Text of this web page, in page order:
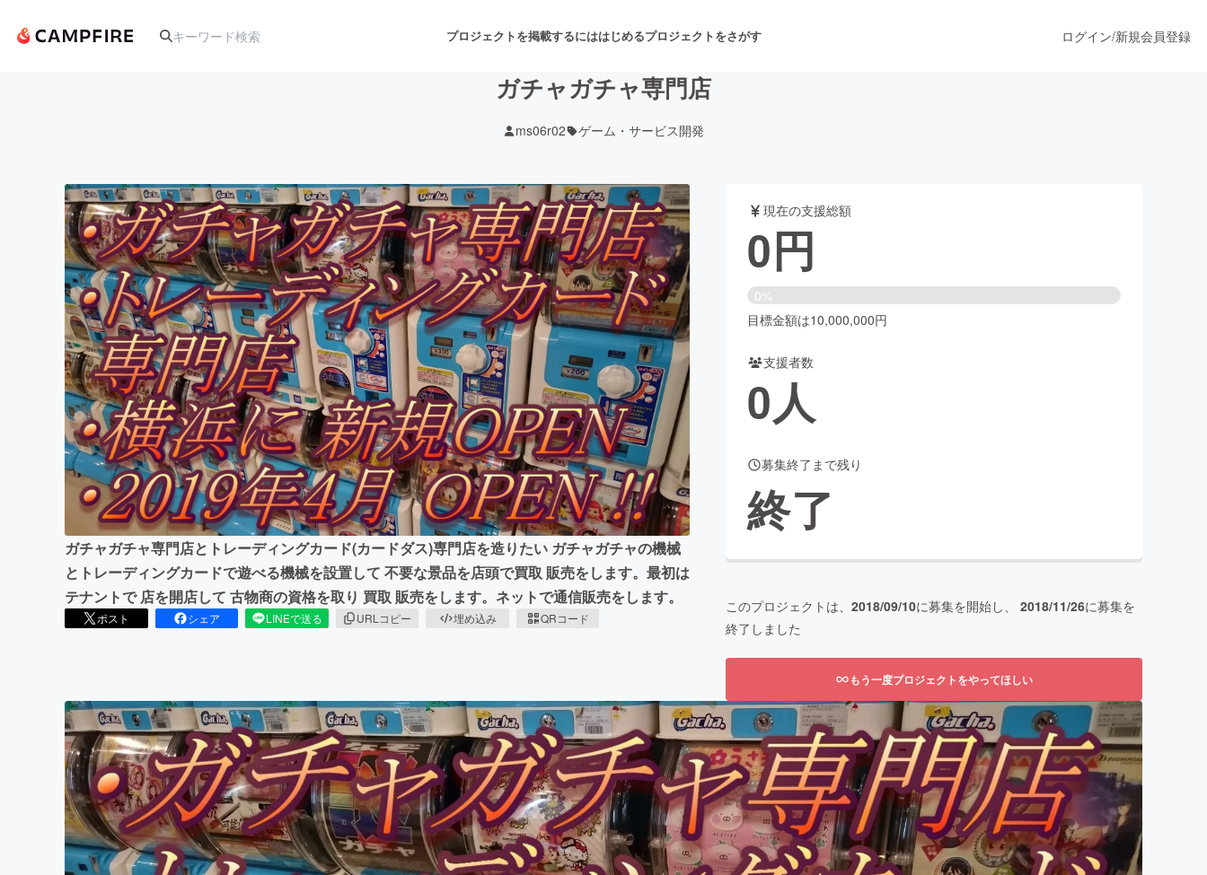
プロジェクトを掲載するにははじめるプロジェクトをさがす
アート・写真 音楽 舞台・パフォーマンス
テクノロジー・ガジェット ゲーム・サービス開発 フード・飲食店
映像・映画 書籍・雑誌出版 アニメ・漫画
ビジネス・起業 チャレンジ ビューティー・ヘルスケア
まちづくり・地域活性化
CAMPFIRE for Social GoodCAMPFIRE Creation
CAMPFIREふるさと納税machi-yaコミュニティ
ログイン/新規会員登録
ガチャガチャ専門店
ms06r02 ゲーム・サービス開発
ガチャガチャ専門店とトレーディングカード(カードダス)専門店を造りたい ガチャガチャの機械
とトレーディングカードで遊べる機械を設置して 不要な景品を店頭で買取 販売をします。最初は
テナントで 店を開店して 古物商の資格を取り 買取 販売をします。ネットで通信販売をします。
ポスト シェア LINEで送る URLコピー 埋め込み QRコード
現在の支援総額
0円
0%
目標金額は10,000,000円
支援者数
0人
募集終了まで残り
終了
このプロジェクトは、 2018/09/10に募集を開始し、 2018/11/26に募集を
終了しました
もう一度プロジェクトをやってほしい